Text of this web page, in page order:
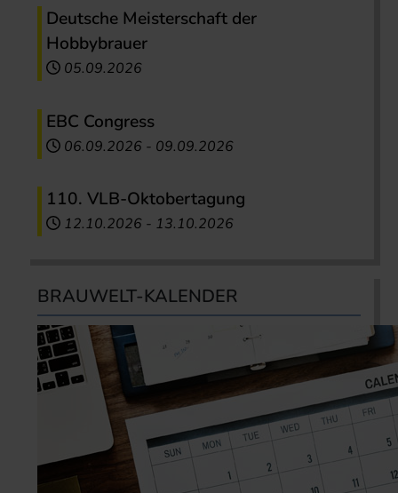
Deutsche Meisterschaft der
Hobbybrauer
05.09.2026
EBC Congress
06.09.2026 - 09.09.2026
110. VLB-Oktobertagung
12.10.2026 - 13.10.2026
BRAUWELT-KALENDER